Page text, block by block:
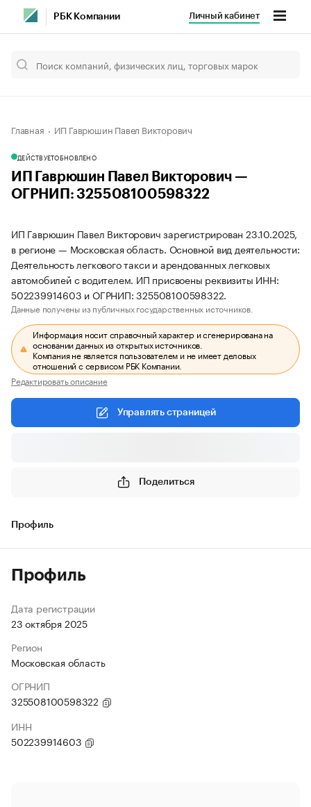
РБК Компании Личный кабинет
Главная ИП Гаврюшин Павел Викторович
ДЕЙСТВУЕТОБНОВЛЕНО
ИП Гаврюшин Павел Викторович —
ОГРНИП: 325508100598322
ИП Гаврюшин Павел Викторович зарегистрирован 23.10.2025,
в регионе — Московская область. Основной вид деятельности:
Деятельность легкового такси и арендованных легковых
автомобилей с водителем. ИП присвоены реквизиты ИНН:
502239914603 и ОГРНИП: 325508100598322.
Данные получены из публичных государственных источников.
Информация носит справочный характер и сгенерирована на
основании данных из открытых источников.
Компания не является пользователем и не имеет деловых
отношений с сервисом РБК Компании.
Редактировать описание
Управлять страницей
Поделиться
Профиль
Профиль
Дата регистрации
23 октября 2025
Регион
Московская область
ОГРНИП
325508100598322
ИНН
502239914603